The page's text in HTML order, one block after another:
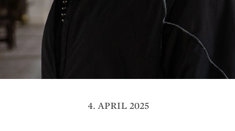
4. APRIL 2025